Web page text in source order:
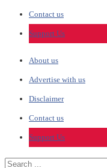
Contact us
Support Us
About us
Advertise with us
Disclaimer
Contact us
Support Us